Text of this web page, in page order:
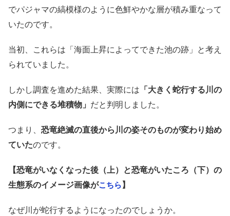
でパジャマの縞模様のように色鮮やかな層が積み重なって
いたのです。
当初、これらは「海面上昇によってできた池の跡」と考え
られていました。
しかし調査を進めた結果、実際には 「大きく蛇行する川の
内側にできる堆積物」 だと判明しました。
つまり、 恐竜絶滅の直後から川の姿そのものが変わり始め
ていたのです。
【恐竜がいなくなった後（上）と恐竜がいたころ（下）の
生態系のイメージ画像がこちら】
なぜ川が蛇行するようになったのでしょうか。